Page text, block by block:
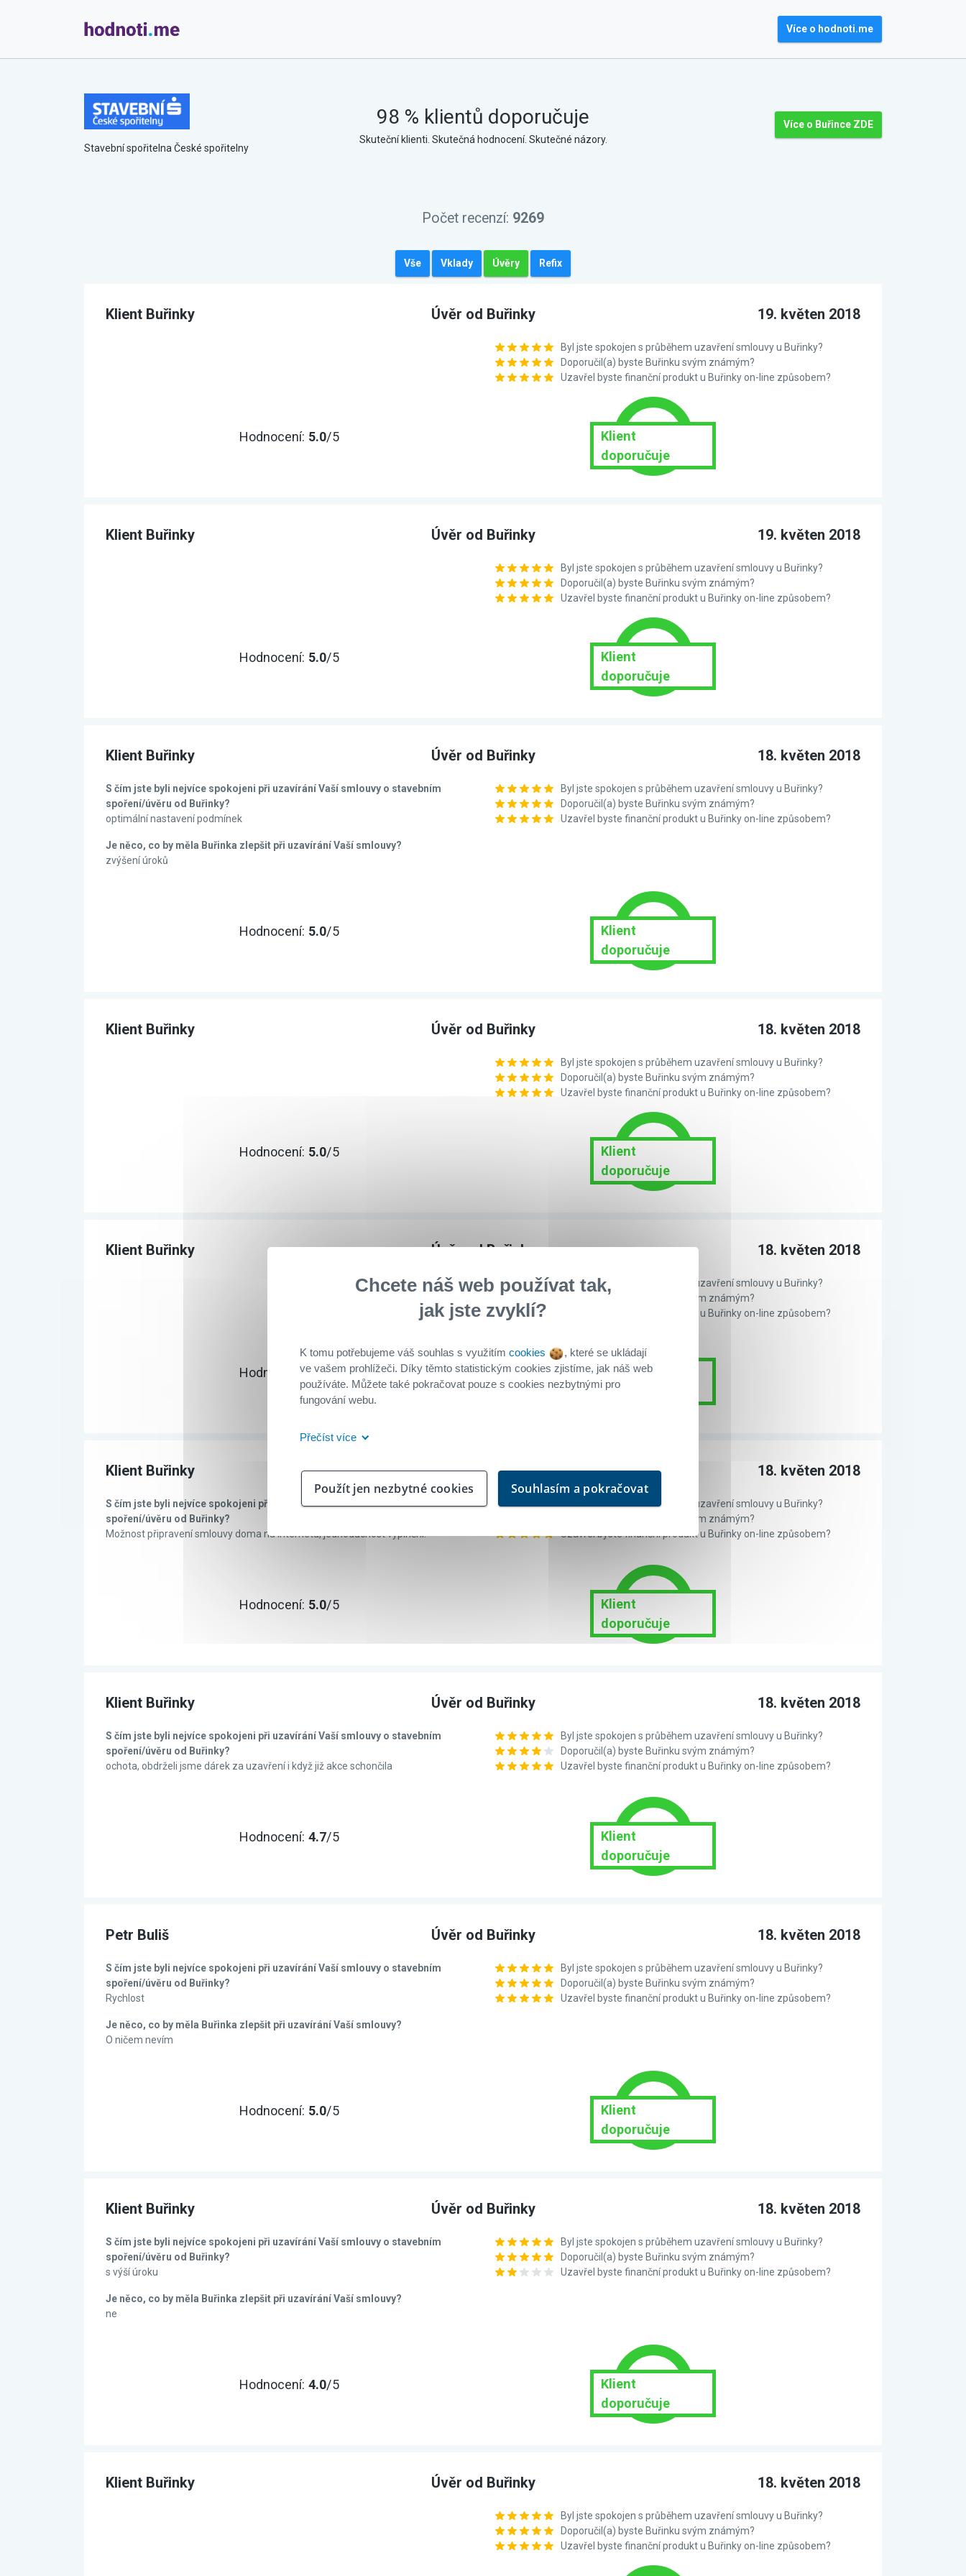
Více o hodnoti.me
Stavební spořitelna České spořitelny
98 % klientů doporučuje
Skuteční klienti. Skutečná hodnocení. Skutečné názory.
Více o Buřince ZDE
Počet recenzí: 9269
Vše Vklady Úvěry Refix
Klient Buřinky Úvěr od Buřinky 19. květen 2018
Byl jste spokojen s průběhem uzavření smlouvy u Buřinky?
Doporučil(a) byste Buřinku svým známým?
Uzavřel byste finanční produkt u Buřinky on-line způsobem?
Hodnocení: 5.0/5
Klient
doporučuje
Klient Buřinky Úvěr od Buřinky 19. květen 2018
Byl jste spokojen s průběhem uzavření smlouvy u Buřinky?
Doporučil(a) byste Buřinku svým známým?
Uzavřel byste finanční produkt u Buřinky on-line způsobem?
Hodnocení: 5.0/5
Klient
doporučuje
Klient Buřinky Úvěr od Buřinky 18. květen 2018
S čím jste byli nejvíce spokojeni při uzavírání Vaší smlouvy o stavebním
spoření/úvěru od Buřinky?
optimální nastavení podmínek
Je něco, co by měla Buřinka zlepšit při uzavírání Vaší smlouvy?
zvýšení úroků
Byl jste spokojen s průběhem uzavření smlouvy u Buřinky?
Doporučil(a) byste Buřinku svým známým?
Uzavřel byste finanční produkt u Buřinky on-line způsobem?
Hodnocení: 5.0/5
Klient
doporučuje
Klient Buřinky Úvěr od Buřinky 18. květen 2018
Byl jste spokojen s průběhem uzavření smlouvy u Buřinky?
Doporučil(a) byste Buřinku svým známým?
Uzavřel byste finanční produkt u Buřinky on-line způsobem?
Hodnocení: 5.0/5
Klient
doporučuje
Klient Buřinky Úvěr od Buřinky 18. květen 2018
Byl jste spokojen s průběhem uzavření smlouvy u Buřinky?
Doporučil(a) byste Buřinku svým známým?
Uzavřel byste finanční produkt u Buřinky on-line způsobem?
Hodnocení:4.0/5
Klient
doporučuje
Klient Buřinky Úvěr od Buřinky 18. květen 2018
S čím jste byli nejvíce spokojeni při uzavírání Vaší smlouvy o stavebním
spoření/úvěru od Buřinky?
Možnost připravení smlouvy doma na internetu, jednoduchost vyplnění.
Byl jste spokojen s průběhem uzavření smlouvy u Buřinky?
Doporučil(a) byste Buřinku svým známým?
Uzavřel byste finanční produkt u Buřinky on-line způsobem?
Hodnocení: 5.0/5
Klient
doporučuje
Klient Buřinky Úvěr od Buřinky 18. květen 2018
S čím jste byli nejvíce spokojeni při uzavírání Vaší smlouvy o stavebním
spoření/úvěru od Buřinky?
ochota, obdrželi jsme dárek za uzavření i když již akce schončila
Byl jste spokojen s průběhem uzavření smlouvy u Buřinky?
Doporučil(a) byste Buřinku svým známým?
Uzavřel byste finanční produkt u Buřinky on-line způsobem?
Hodnocení: 4.7/5
Klient
doporučuje
Petr Buliš Úvěr od Buřinky 18. květen 2018
S čím jste byli nejvíce spokojeni při uzavírání Vaší smlouvy o stavebním
spoření/úvěru od Buřinky?
Rychlost
Je něco, co by měla Buřinka zlepšit při uzavírání Vaší smlouvy?
O ničem nevím
Byl jste spokojen s průběhem uzavření smlouvy u Buřinky?
Doporučil(a) byste Buřinku svým známým?
Uzavřel byste finanční produkt u Buřinky on-line způsobem?
Hodnocení: 5.0/5
Klient
doporučuje
Klient Buřinky Úvěr od Buřinky 18. květen 2018
S čím jste byli nejvíce spokojeni při uzavírání Vaší smlouvy o stavebním
spoření/úvěru od Buřinky?
s výší úroku
Je něco, co by měla Buřinka zlepšit při uzavírání Vaší smlouvy?
ne
Byl jste spokojen s průběhem uzavření smlouvy u Buřinky?
Doporučil(a) byste Buřinku svým známým?
Uzavřel byste finanční produkt u Buřinky on-line způsobem?
Hodnocení: 4.0/5
Klient
doporučuje
Klient Buřinky Úvěr od Buřinky 18. květen 2018
Byl jste spokojen s průběhem uzavření smlouvy u Buřinky?
Doporučil(a) byste Buřinku svým známým?
Uzavřel byste finanční produkt u Buřinky on-line způsobem?
Chcete náš web používat tak,
jak jste zvyklí?
K tomu potřebujeme váš souhlas s využitím cookies
, které se ukládají
ve vašem prohlížeči. Díky těmto statistickým cookies zjistíme, jak náš web
používáte. Můžete také pokračovat pouze s cookies nezbytnými pro
fungování webu.
Přečíst více
Souhlasím a pokračovat
Použít jen nezbytné cookies